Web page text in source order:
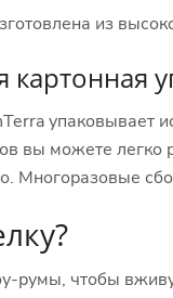
​​из
упаковывает
вы можете легко
Многоразовые
румы, чтобы